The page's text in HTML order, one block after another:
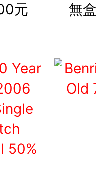
元
無